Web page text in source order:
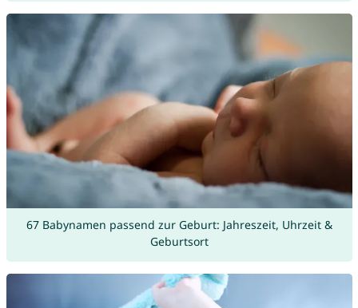
67 Babynamen passend zur Geburt: Jahreszeit, Uhrzeit &
Geburtsort